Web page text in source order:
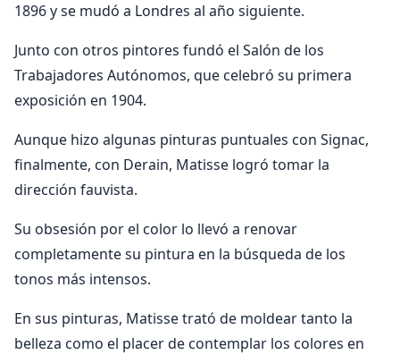
1896 y se mudó a Londres al año siguiente.
Junto con otros pintores fundó el Salón de los
Trabajadores Autónomos, que celebró su primera
exposición en 1904.
Aunque hizo algunas pinturas puntuales con Signac,
finalmente, con Derain, Matisse logró tomar la
dirección fauvista.
Su obsesión por el color lo llevó a renovar
completamente su pintura en la búsqueda de los
tonos más intensos.
En sus pinturas, Matisse trató de moldear tanto la
belleza como el placer de contemplar los colores en